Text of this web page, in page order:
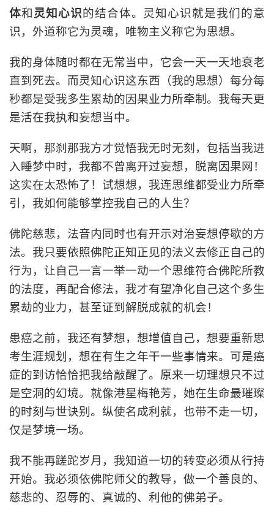
体和 灵知心识的结合体。灵知心识就是我们的意
识，外道称它为灵魂，唯物主义称它为思想。
我的身体随时都在无常当中，它会一天一天地衰老
直到死去。而灵知心识这东西（我的思想）每分每
秒都是受我多生累劫的因果业力所牵制。我每天更
是活在我执和妄想当中。
天啊，那刹那我方才觉悟我无时无刻，包括当我进
入睡梦中时，我都不曾离开过妄想，脱离因果网！
这实在太恐怖了！ 试想想，我连思维都受业力所牵
引，我如何能够掌控我自己的人生？
佛陀慈悲，法音内同时也有开示对治妄想停歇的方
法。我只要依照佛陀正知正见的法义去修正自己的
行为，让自己一言一举一动一个思维符合佛陀所教
的法度，再配合修法，我才有望净化自己这个多生
累劫的业力，甚至证到解脱成就的机会！
患癌之前，我还有梦想，想增值自己，想要重新思
考生涯规划，想在有生之年干一些事情来。可是癌
症的到访恰恰把我给敲醒了。原来一切理想只不过
是空洞的幻境。就像港星梅艳芳，她在生命最璀璨
的时刻与世诀别。纵使名成利就，也带不走一切，
仅是梦境一场。
我不能再蹉跎岁月，我知道一切的转变必须从行持
开始。我必须依佛陀师父的教导，做一个善良的、
慈悲的、忍辱的、真诚的、利他的佛弟子。